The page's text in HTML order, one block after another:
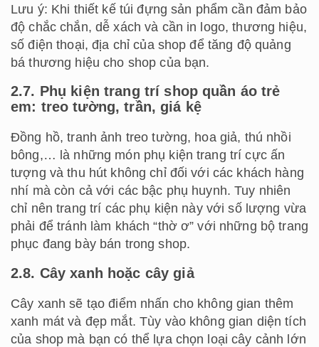
Lưu ý: Khi thiết kế túi đựng sản phẩm cần đảm bảo
độ chắc chắn, dễ xách và cần in logo, thương hiệu,
số điện thoại, địa chỉ của shop để tăng độ quảng
bá thương hiệu cho shop của bạn.
2.7. Phụ kiện trang trí shop quần áo trẻ
em: treo tường, trần, giá kệ
Đồng hồ, tranh ảnh treo tường, hoa giả, thú nhồi
bông,… là những món phụ kiện trang trí cực ấn
tượng và thu hút không chỉ đối với các khách hàng
nhí mà còn cả với các bậc phụ huynh. Tuy nhiên
chỉ nên trang trí các phụ kiện này với số lượng vừa
phải để tránh làm khách “thờ ơ” với những bộ trang
phục đang bày bán trong shop.
2.8. Cây xanh hoặc cây giả
Cây xanh sẽ tạo điểm nhấn cho không gian thêm
xanh mát và đẹp mắt. Tùy vào không gian diện tích
của shop mà bạn có thể lựa chọn loại cây cảnh lớn